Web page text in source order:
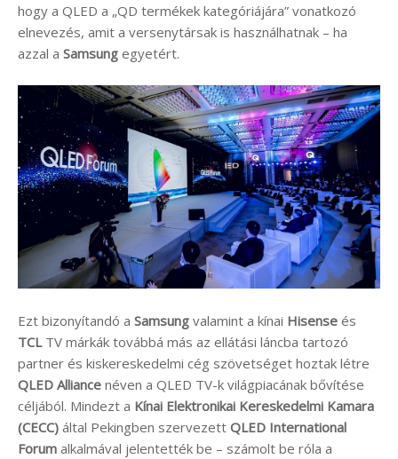
hogy a QLED a „QD termékek kategóriájára” vonatkozó
elnevezés, amit a versenytársak is használhatnak – ha
azzal a Samsung egyetért.
Ezt bizonyítandó a Samsung valamint a kínai Hisense és
TCLTV márkák továbbá más az ellátási láncba tartozó
partner és kiskereskedelmi cég szövetséget hoztak létre
QLED Alliance néven a QLED TV-k világpiacának bővítése
céljából. Mindezt a Kínai Elektronikai Kereskedelmi Kamara
(CECC) által Pekingben szervezett QLED International
Forum alkalmával jelentették be – számolt be róla a